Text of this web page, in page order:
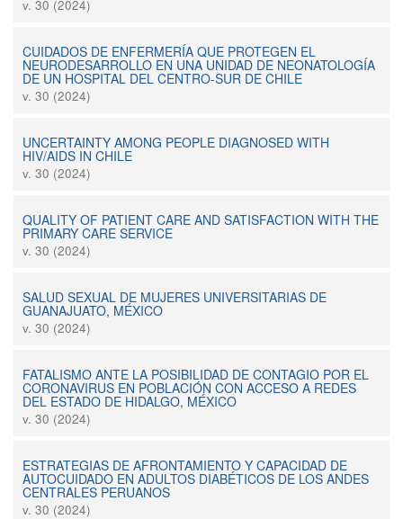
v. 30 (2024)
CUIDADOS DE ENFERMERÍA QUE PROTEGEN EL
NEURODESARROLLO EN UNA UNIDAD DE NEONATOLOGÍA
DE UN HOSPITAL DEL CENTRO-SUR DE CHILE
v. 30 (2024)
UNCERTAINTY AMONG PEOPLE DIAGNOSED WITH
HIV/AIDS IN CHILE
v. 30 (2024)
QUALITY OF PATIENT CARE AND SATISFACTION WITH THE
PRIMARY CARE SERVICE
v. 30 (2024)
SALUD SEXUAL DE MUJERES UNIVERSITARIAS DE
GUANAJUATO, MÉXICO
v. 30 (2024)
FATALISMO ANTE LA POSIBILIDAD DE CONTAGIO POR EL
CORONAVIRUS EN POBLACIÓN CON ACCESO A REDES
DEL ESTADO DE HIDALGO, MÉXICO
v. 30 (2024)
ESTRATEGIAS DE AFRONTAMIENTO Y CAPACIDAD DE
AUTOCUIDADO EN ADULTOS DIABÉTICOS DE LOS ANDES
CENTRALES PERUANOS
v. 30 (2024)